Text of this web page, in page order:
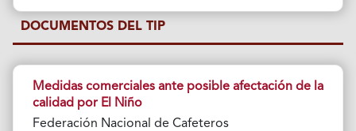
DOCUMENTOS DEL TIP
Medidas comerciales ante posible afectación de la
calidad por El Niño
Federación Nacional de Cafeteros